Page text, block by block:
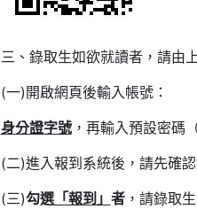
三、錄取生如欲就讀者，請由
(一)開啟網頁後輸入帳號：
身分證字號，再輸入預設密碼
(二)進入報到系統後，請先確
(三)勾選「報到」 者，請錄取